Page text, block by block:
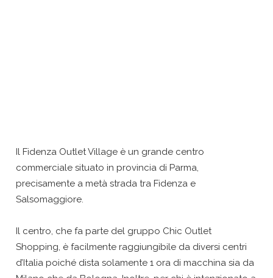
Il Fidenza Outlet Village è un grande centro
commerciale situato in provincia di Parma,
precisamente a metà strada tra Fidenza e
Salsomaggiore.
Il centro, che fa parte del gruppo Chic Outlet
Shopping, è facilmente raggiungibile da diversi centri
d’Italia poiché dista solamente 1 ora di macchina sia da